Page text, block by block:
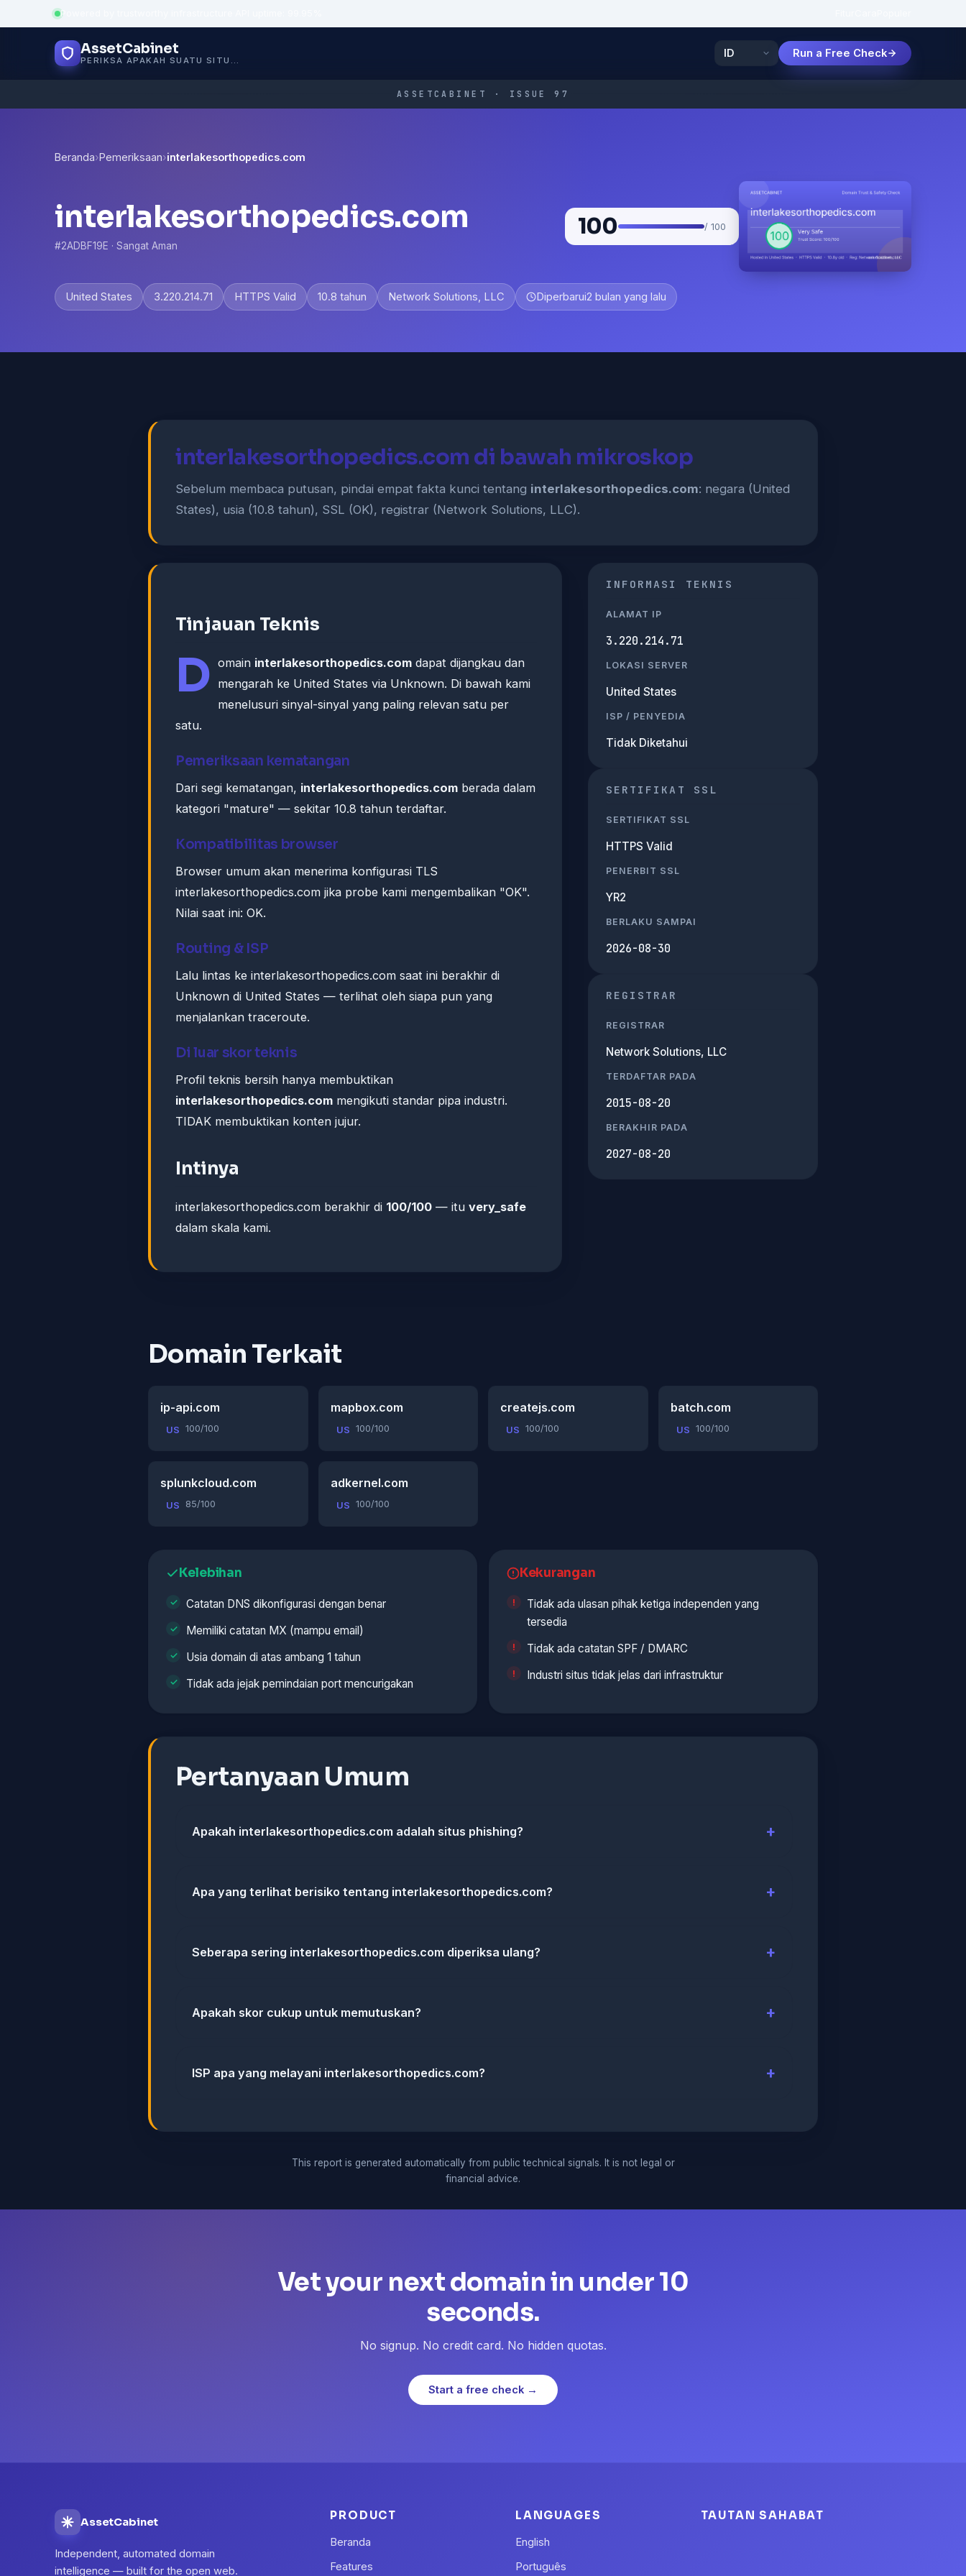
Powered by trustworthy infrastructure
AssetCabinet
PERIKSA APAKAH SUATU SITUS AMAN
Run a Free Check
ASSETCABINET · ISSUE 97
Beranda›Pemeriksaan›interlakesorthopedics.com
interlakesorthopedics.com
#2ADBF19E · Sangat Aman
100 / 100
United States 3.220.214.71 HTTPS Valid 10.8 tahun Network Solutions, LLC Diperbarui2 bulan yang lalu
interlakesorthopedics.com di bawah mikroskop
Sebelum membaca putusan, pindai empat fakta kunci tentang interlakesorthopedics.com: negara (United
States), usia (10.8 tahun), SSL (OK), registrar (Network Solutions, LLC).
Tinjauan Teknis
D omain interlakesorthopedics.com dapat dijangkau dan
mengarah ke United States via Unknown. Di bawah kami
menelusuri sinyal-sinyal yang paling relevan satu per
satu.
Pemeriksaan kematangan
Dari segi kematangan, interlakesorthopedics.com berada dalam
kategori "mature" — sekitar 10.8 tahun terdaftar.
Kompatibilitas browser
Browser umum akan menerima konfigurasi TLS
interlakesorthopedics.com jika probe kami mengembalikan "OK".
Nilai saat ini: OK.
Routing & ISP
Lalu lintas ke interlakesorthopedics.com saat ini berakhir di
Unknown di United States — terlihat oleh siapa pun yang
menjalankan traceroute.
Di luar skor teknis
Profil teknis bersih hanya membuktikan
interlakesorthopedics.com mengikuti standar pipa industri.
TIDAK membuktikan konten jujur.
Intinya
interlakesorthopedics.com berakhir di 100/100 — itu very_safe
dalam skala kami.
INFORMASI TEKNIS
ALAMAT IP
3.220.214.71
LOKASI SERVER
United States
ISP / PENYEDIA
Tidak Diketahui
SERTIFIKAT SSL
SERTIFIKAT SSL
HTTPS Valid
PENERBIT SSL
YR2
BERLAKU SAMPAI
2026-08-30
REGISTRAR
REGISTRAR
Network Solutions, LLC
TERDAFTAR PADA
2015-08-20
BERAKHIR PADA
2027-08-20
Domain Terkait
ip-api.com
US 100/100
mapbox.com
US 100/100
createjs.com
US 100/100
batch.com
US 100/100
splunkcloud.com
US 85/100
adkernel.com
US 100/100
Kelebihan
Catatan DNS dikonfigurasi dengan benar
Memiliki catatan MX (mampu email)
Usia domain di atas ambang 1 tahun
Tidak ada jejak pemindaian port mencurigakan
Kekurangan
Tidak ada ulasan pihak ketiga independen yang
tersedia
Tidak ada catatan SPF / DMARC
Industri situs tidak jelas dari infrastruktur
Pertanyaan Umum
Apakah interlakesorthopedics.com adalah situs phishing?
Apa yang terlihat berisiko tentang interlakesorthopedics.com?
Seberapa sering interlakesorthopedics.com diperiksa ulang?
Apakah skor cukup untuk memutuskan?
ISP apa yang melayani interlakesorthopedics.com?
This report is generated automatically from public technical signals. It is not legal or
financial advice.
Vet your next domain in under 10
seconds.
No signup. No credit card. No hidden quotas.
Start a free check →
AssetCabinet
Independent, automated domain
intelligence — built for the open web.
PRODUCT
Beranda
Features
LANGUAGES
English
Português
TAUTAN SAHABAT